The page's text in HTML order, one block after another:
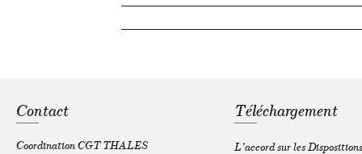
Contact
Coordination CGT THALES
Téléchargement
L'accord sur les